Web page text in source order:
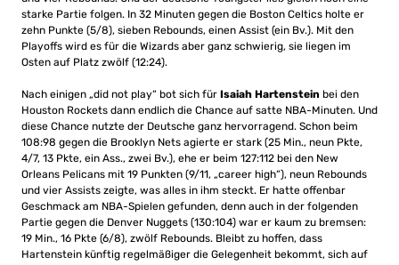
starke Partie folgen. In 32 Minuten gegen die Boston Celtics holte er
zehn Punkte (5/8), sieben Rebounds, einen Assist (ein Bv.). Mit den
Playoffs wird es für die Wizards aber ganz schwierig, sie liegen im
Osten auf Platz zwölf (12:24).
Nach einigen „did not play“ bot sich für Isaiah Hartenstein bei den
Houston Rockets dann endlich die Chance auf satte NBA-Minuten. Und
diese Chance nutzte der Deutsche ganz hervorragend. Schon beim
108:98 gegen die Brooklyn Nets agierte er stark (25 Min., neun Pkte,
4/7, 13 Pkte, ein Ass., zwei Bv.), ehe er beim 127:112 bei den New
Orleans Pelicans mit 19 Punkten (9/11, „career high“), neun Rebounds
und vier Assists zeigte, was alles in ihm steckt. Er hatte offenbar
Geschmack am NBA-Spielen gefunden, denn auch in der folgenden
Partie gegen die Denver Nuggets (130:104) war er kaum zu bremsen:
19 Min., 16 Pkte (6/8), zwölf Rebounds. Bleibt zu hoffen, dass
Hartenstein künftig regelmäßiger die Gelegenheit bekommt, sich auf